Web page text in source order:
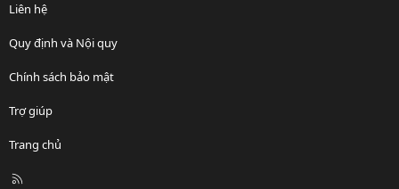
Liên hệ
Quy định và Nội quy
Chính sách bảo mật
Trợ giúp
Trang chủ
R